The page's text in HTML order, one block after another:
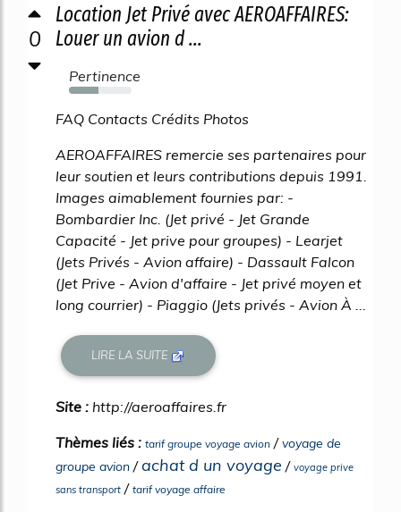
0
Location Jet Privé avec AEROAFFAIRES:
Louer un avion d ...
Pertinence
47%
FAQ Contacts Crédits Photos
AEROAFFAIRES remercie ses partenaires pour
leur soutien et leurs contributions depuis 1991.
Images aimablement fournies par: -
Bombardier Inc. (Jet privé - Jet Grande
Capacité - Jet prive pour groupes) - Learjet
(Jets Privés - Avion affaire) - Dassault Falcon
(Jet Prive - Avion d'affaire - Jet privé moyen et
long courrier) - Piaggio (Jets privés - Avion À ...
LIRE LA SUITE
Site : http://aeroaffaires.fr
Thèmes liés : tarif groupe voyage avion /voyage de
groupe avion /achat d un voyage / voyage prive
sans transport / tarif voyage affaire